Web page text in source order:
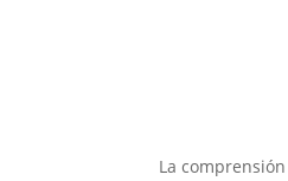
La